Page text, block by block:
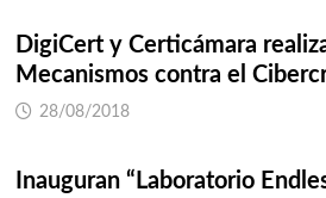
DigiCert y Certicámara
Mecanismos contra el
28/08/2018
Inauguran “Laboratorio